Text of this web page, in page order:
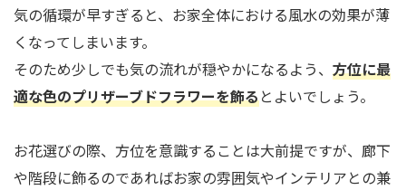
気の循環が早すぎると、お家全体における風水の効果が薄
くなってしまいます。
そのため少しでも気の流れが穏やかになるよう、 方位に最
適な色のプリザーブドフラワーを飾るとよいでしょう。
お花選びの際、方位を意識することは大前提ですが、廊下
や階段に飾るのであればお家の雰囲気やインテリアとの兼